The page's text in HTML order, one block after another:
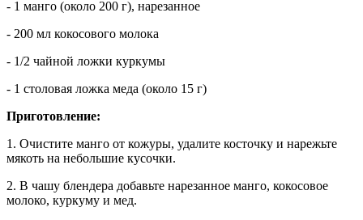
- 1 манго (около 200 г), нарезанное
- 200 мл кокосового молока
- 1/2 чайной ложки куркумы
- 1 столовая ложка меда (около 15 г)
Приготовление:
1. Очистите манго от кожуры, удалите косточку и нарежьте
мякоть на небольшие кусочки.
2. В чашу блендера добавьте нарезанное манго, кокосовое
молоко, куркуму и мед.